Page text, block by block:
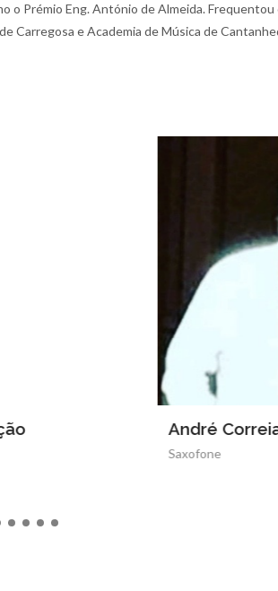
o Prémio Eng. António de Almeida.
Carregosa e Academia de Música de